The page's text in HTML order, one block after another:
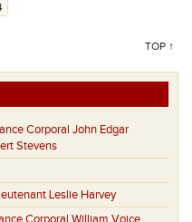
TOP ↑
Corporal John Edgar
Stevens
Leslie Harvey